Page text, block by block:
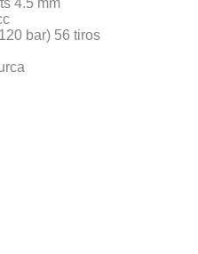
4.5 mm
bar) 56 tiros